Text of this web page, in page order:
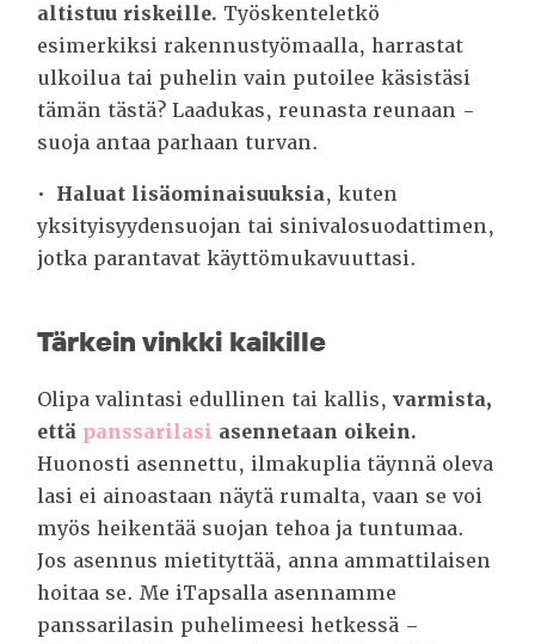
altistuu riskeille. Työskenteletkö
esimerkiksi rakennustyömaalla, harrastat
ulkoilua tai puhelin vain putoilee käsistäsi
tämän tästä? Laadukas, reunasta reunaan -
suoja antaa parhaan turvan.
Haluat lisäominaisuuksia, kuten
yksityisyydensuojan tai sinivalosuodattimen,
jotka parantavat käyttömukavuuttasi.
Tärkein vinkki kaikille
Olipa valintasi edullinen tai kallis, varmista,
että panssarilasi asennetaan oikein.
Huonosti asennettu, ilmakuplia täynnä oleva
lasi ei ainoastaan näytä rumalta, vaan se voi
myös heikentää suojan tehoa ja tuntumaa.
Jos asennus mietityttää, anna ammattilaisen
hoitaa se. Me iTapsalla asennamme
panssarilasin puhelimeesi hetkessä –